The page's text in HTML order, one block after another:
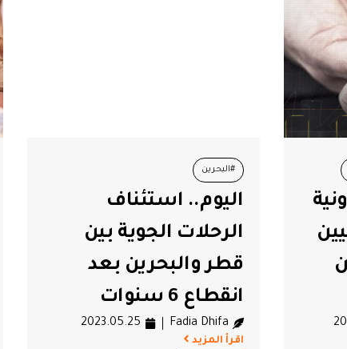
#البحرين
#الرحلات الجوية القطرية البحرينية
#العلاقات القطرية البحرينية #قطر
اليوم.. استئناف
الرحلات الجوية بين
قطر والبحرين بعد
انقطاع 6 سنوات
Fadia Dhifa
2023.05.25
اقرأ المزيد